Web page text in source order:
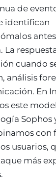
de
identifican
La
cuando
análisis
En
este
Sophos
con
usuarios,
más